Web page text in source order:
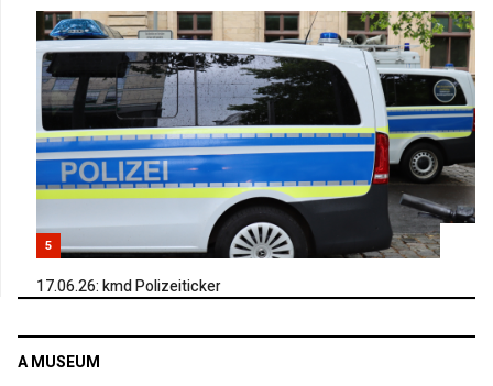
5
17.06.26: kmd Polizeiticker
A MUSEUM